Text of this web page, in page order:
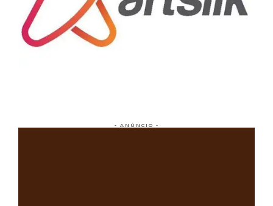
- ANÚNCIO -